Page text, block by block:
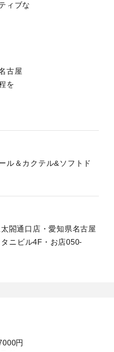
ィブな
古屋
を
ル＆カクテル&ソフトド
閤通口店・愛知県名古屋
ニビル4F・お店050-
円